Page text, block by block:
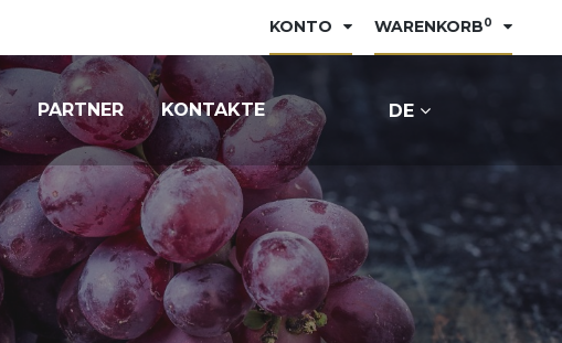
KONTO WARENKORB0
PARTNER KONTAKTE DE